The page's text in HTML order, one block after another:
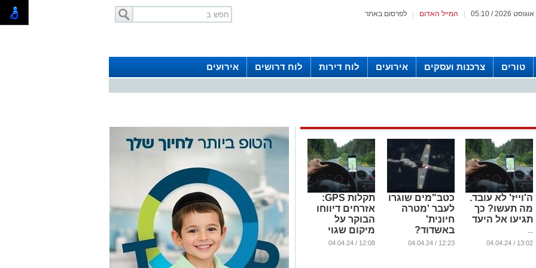
לפרסום באתר המייל האדום
טורים צרכנות ועסקים אירועים לוח דירות לוח דרושים אירועים
ה'וייז' לא עובד.
מה תעשו? כך
תגיעו אל היעד
...
13:02 / 04.04.24
כטב"מים שוגרו
לעבר 'מטרה
חיונית'
באשדוד?
...
12:23 / 04.04.24
תקלות GPS:
אזרחים דיווחו
הבוקר על
מיקום שגוי
באפליקציות
12:08 / 04.04.24